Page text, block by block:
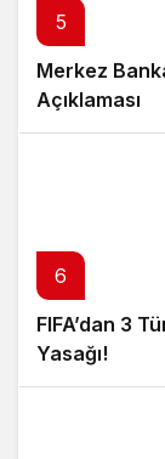
5
Merkez
Açıklaması
6
FIFA’dan 3
Yasağı!